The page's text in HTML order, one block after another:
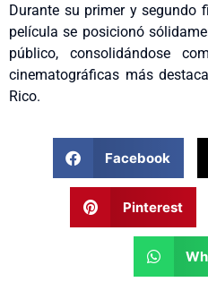
Durante su primer y segundo
película se posicionó
público, consolidándose
cinematográficas más
Rico.
Facebook
Pinterest